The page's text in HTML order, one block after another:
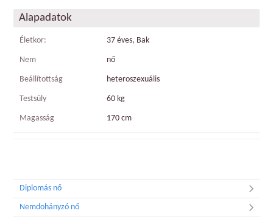
Alapadatok
Életkor: 37 éves, Bak
Nem nő
Beállítottság heteroszexuális
Testsúly 60 kg
Magasság 170 cm
Diplomás nő
Nemdohányzó nő